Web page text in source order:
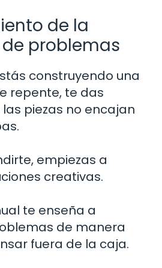
de la
problemas
construyendo una
repente, te das
piezas no encajan
empiezas a
creativas.
te enseña a
de manera
fuera de la caja.